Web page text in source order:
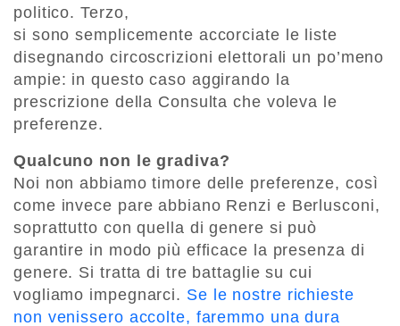
politico. Terzo,
si sono semplicemente accorciate le liste
disegnando circoscrizioni elettorali un po’meno
ampie: in questo caso aggirando la
prescrizione della Consulta che voleva le
preferenze.
Qualcuno non le gradiva?
Noi non abbiamo timore delle preferenze, così
come invece pare abbiano Renzi e Berlusconi,
soprattutto con quella di genere si può
garantire in modo più efficace la presenza di
genere. Si tratta di tre battaglie su cui
vogliamo impegnarci. Se le nostre richieste
non venissero accolte, faremmo una dura